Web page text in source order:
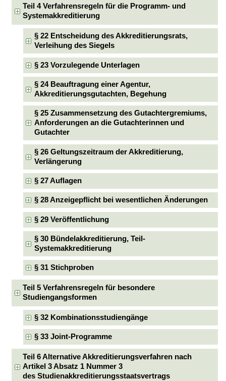
Teil 4 Verfahrensregeln für die Programm- und
Systemakkreditierung
§ 22 Entscheidung des Akkreditierungsrats,
Verleihung des Siegels
§ 23 Vorzulegende Unterlagen
§ 24 Beauftragung einer Agentur,
Akkreditierungsgutachten, Begehung
§ 25 Zusammensetzung des Gutachtergremiums,
Anforderungen an die Gutachterinnen und
Gutachter
§ 26 Geltungszeitraum der Akkreditierung,
Verlängerung
§ 27 Auflagen
§ 28 Anzeigepflicht bei wesentlichen Änderungen
§ 29 Veröffentlichung
§ 30 Bündelakkreditierung, Teil-
Systemakkreditierung
§ 31 Stichproben
Teil 5 Verfahrensregeln für besondere
Studiengangsformen
§ 32 Kombinationsstudiengänge
§ 33 Joint-Programme
Teil 6 Alternative Akkreditierungsverfahren nach
Artikel 3 Absatz 1 Nummer 3
des Studienakkreditierungsstaatsvertrags